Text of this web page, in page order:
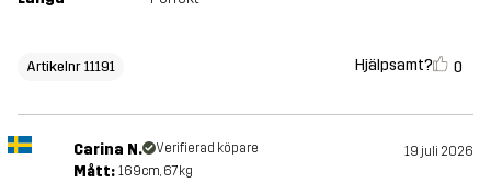
Artikelnr 11191 Hjälpsamt? 0
Carina N. Verifierad köpare 19 juli 2026
Mått: 169cm, 67kg